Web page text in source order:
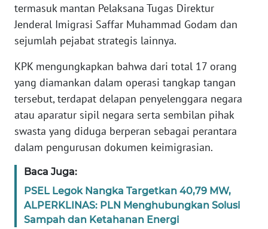
termasuk mantan Pelaksana Tugas Direktur
Jenderal Imigrasi Saffar Muhammad Godam dan
sejumlah pejabat strategis lainnya.
KPK mengungkapkan bahwa dari total 17 orang
yang diamankan dalam operasi tangkap tangan
tersebut, terdapat delapan penyelenggara negara
atau aparatur sipil negara serta sembilan pihak
swasta yang diduga berperan sebagai perantara
dalam pengurusan dokumen keimigrasian.
Baca Juga:
PSEL Legok Nangka Targetkan 40,79 MW,
ALPERKLINAS: PLN Menghubungkan Solusi
Sampah dan Ketahanan Energi
KONTAK
KAMI
IKLAN
TENTANG
KAMI
PEDOMAN
SIBER
REDAKSI